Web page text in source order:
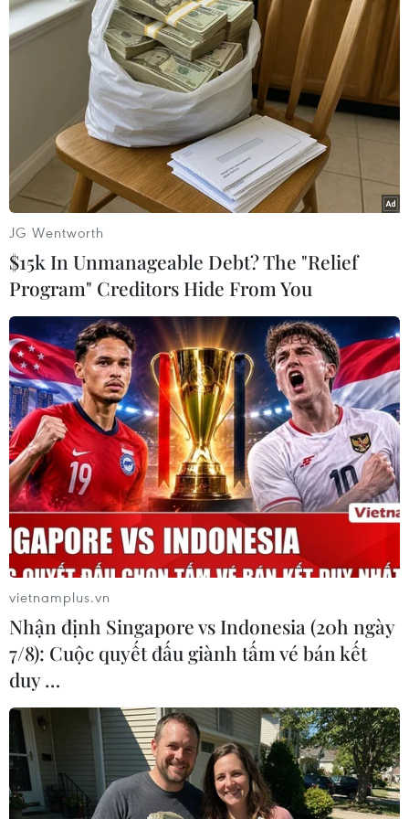
lẻ, dịch vụ ăn uống và lưu trú vốn đã bị ảnh
hưởng nặng nề trong suốt quá trình dịch
COVID-19 bùng phát nghiêm trọng cho tới nửa
cuối năm 2021 ở Singapore, đang cho thấy sự
phục hồi mạnh mẽ.
Điều này có nghĩa là tăng trưởng năm nay của
Singapore có khả năng diễn ra trên diện rộng
hơn so với năm 2020 và 2021.
Tuy nhiên, với các chính sách tiền tệ thắt chặt
hơn, tăng trưởng đang chậm lại ở các nền kinh
tế lớn và những bất ổn liên quan đến cuộc xung
đột của Nga ở Ukraine cho thấy triển vọng tăng
trưởng của Singapore trong nửa cuối năm 2022
có thể sẽ ít thuận lợi hơn so với nửa đầu năm.
Bởi vậy, mặc dù, nền kinh tế nước này vẫn trên
lộ trình tăng trưởng từ 3% đến 5%, phù hợp với
dự báo chính thức, nhưng ngày càng có nhiều
khả năng tăng trưởng GDP của Singapore sẽ chỉ
đạt được từ 3-4%, hoặc thậm chí có thể thấp
hơn./.
JG Wentworth
$15k In Unmanageable Debt? The "Relief
Program" Creditors Hide From You
vietnamplus.vn
Nhận định Singapore vs Indonesia (20h ngày
7/8): Cuộc quyết đấu giành tấm vé bán kết
duy …